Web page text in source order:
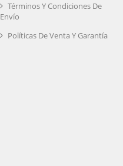
Términos Y Condiciones De
Envío
Políticas De Venta Y Garantía